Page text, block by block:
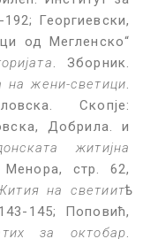
Георгиевски,
од Мегленско“
. Зборник.
на жени-светици
Скопје:
Добрила. и
житијна
Менора, стр. 62,
на светиитѣ.
145; Поповић,
за октобар